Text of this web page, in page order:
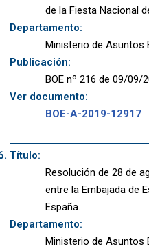
de la Fiesta Nacional
Departamento:
Ministerio de Asuntos
Publicación:
BOE nº 216 de 09/09/
Ver documento:
BOE-A-2019-12917
Título:
Resolución de 28 de
entre la Embajada de
España.
Departamento:
Ministerio de Asuntos